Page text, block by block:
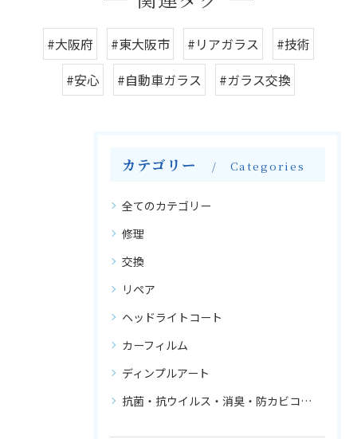
#大阪府 #東大阪市 #リアガラス
#技術
#安心
#自動車ガラス #ガラス交換
カテゴリー Categories
全てのカテゴリー
修理
交換
リペア
ヘッドライトコート
カーフィルム
ディンプルアート
抗菌・抗ウイルス・消臭・防カビコーティング